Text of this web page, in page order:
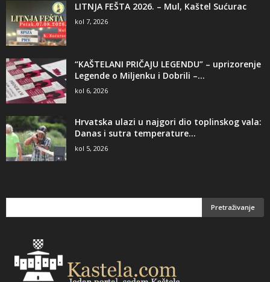
LITNJA FEŠTA 2026. – Mul, Kaštel Sućurac
kol 7, 2026
“KAŠTELANI PRIČAJU LEGENDU” – uprizorenje
Legende o Miljenku i Dobrili –...
kol 6, 2026
Hrvatska ulazi u najgori dio toplinskog vala:
Danas i sutra temperature...
kol 5, 2026